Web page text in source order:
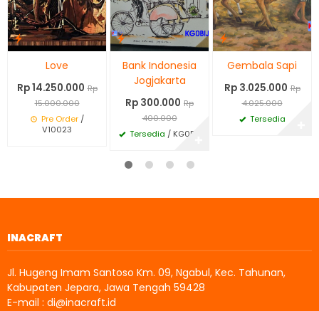
Love
Rp 14.250.000 Rp
15.000.000
Pre Order/
V10023
Bank Indonesia
Jogjakarta
Rp 300.000 Rp
400.000
Tersedia / KG0BIJ
Gembala Sapi
Rp 3.025.000 Rp
4.025.000
Tersedia
INACRAFT
Jl. Hugeng Imam Santoso Km. 09, Ngabul, Kec. Tahunan,
Kabupaten Jepara, Jawa Tengah 59428
E-mail : di@inacraft.id